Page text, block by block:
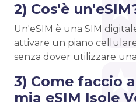
2) Cos'è
Un'eSIM è una SIM
attivare un piano
senza dover utilizzare
3) Come faccio
mia eSIM Isole